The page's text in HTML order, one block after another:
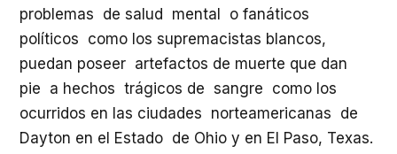
problemas de salud mental o fanáticos
políticos como los supremacistas blancos,
puedan poseer artefactos de muerte que dan
pie a hechos trágicos de sangre como los
ocurridos en las ciudades norteamericanas de
Dayton en el Estado de Ohio y en El Paso, Texas.